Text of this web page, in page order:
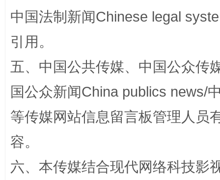
国家大学科技园优化重塑工作
中国法制新闻Chinese legal
引用。
五、中国公共传媒、中国公众传
国公众新闻China publics news/
等传媒网站信息留言板管理人员
容。
六、本传媒结合现代网络科技影